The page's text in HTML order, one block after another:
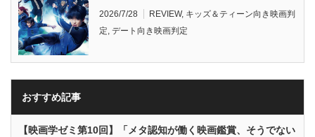
2026/7/28 REVIEW, キッズ＆ティーン向き映画判
定 デート向き映画判定
おすすめ記事
【映画学ゼミ第10回】「メタ認知が働く映画鑑賞、そうでない